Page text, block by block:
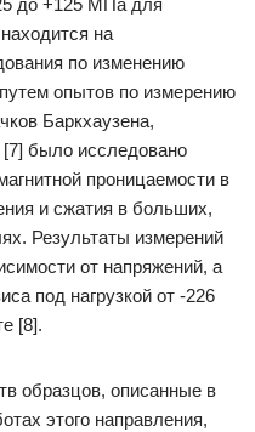
до +125 МПа для
на
по изменению
опытов по измерению
Баркхаузена,
было исследовано
проницаемости в
и сжатия в больших,
Результаты измерений
от напряжений, а
под нагрузкой от -226
[8].
образцов, описанные в
этого направления,